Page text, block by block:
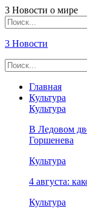
3 Новости о мире
3 Новости
Главная
Культура
Культура
В Ледовом
Горшенева
Культура
4 августа:
Культура